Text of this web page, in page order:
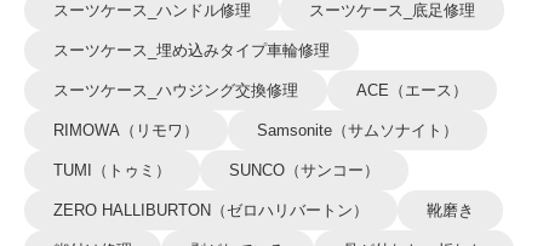
スーツケース_ハンドル修理 スーツケース_底足修理
スーツケース_埋め込みタイプ車輪修理
スーツケース_ハウジング交換修理 ACE（エース）
RIMOWA（リモワ） Samsonite（サムソナイト）
TUMI（トゥミ） SUNCO（サンコー）
ZERO HALLIBURTON（ゼロハリバートン） 靴磨き